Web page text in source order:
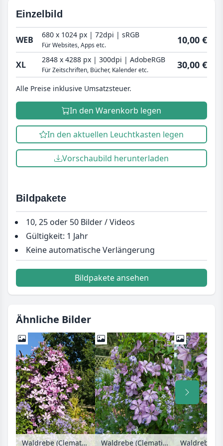
Einzelbild
WEB 680 x 1024 px | 72dpi | sRGB
Für Websites, Apps etc. 10,00 €
XL 2848 x 4288 px | 300dpi | AdobeRGB
Für Zeitschriften, Bücher, Kalender etc. 30,00 €
Alle Preise inklusive Umsatzsteuer.
In den Warenkorb legen
In den aktuellen Leuchtkasten legen
Vorschaubild herunterladen
Bildpakete
10, 25 oder 50 Bilder / Videos
Gültigkeit: 1 Jahr
Keine automatische Verlängerung
Bildpakete ansehen
Ähnliche Bilder
Waldrebe (Clematis Hagleys Hybrid) und Riesenglockenblume (Campanula lactiflora) Waldrebe (Clematis Hagleys Hybrid) und Riesenglockenblume (Campanula lactiflora)